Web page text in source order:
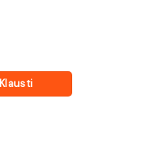
Klausti